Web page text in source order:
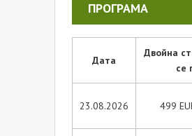
ПРОГРАМА
Дата
Двойна
се
23.08.2026 499